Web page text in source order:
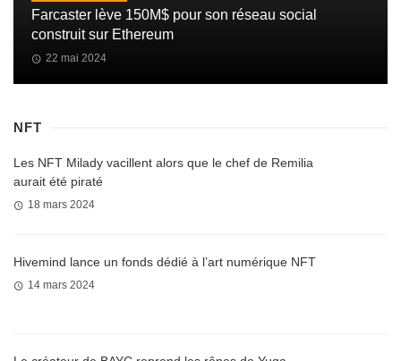
Farcaster lève 150M$ pour son réseau social
construit sur Ethereum
22 mai 2024
NFT
Les NFT Milady vacillent alors que le chef de Remilia
aurait été piraté
18 mars 2024
Hivemind lance un fonds dédié à l’art numérique NFT
14 mars 2024